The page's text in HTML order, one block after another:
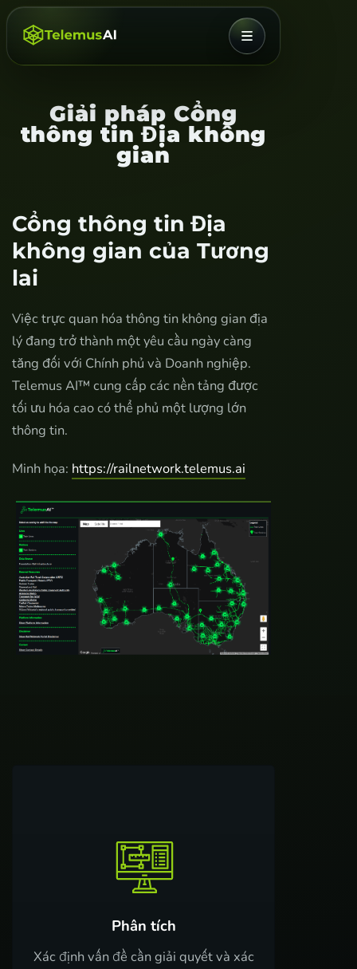
MENU
Giải pháp Cổng
thông tin Địa không
gian
Cổng thông tin Địa
không gian của Tương
lai
Việc trực quan hóa thông tin không gian địa
lý đang trở thành một yêu cầu ngày càng
tăng đối với Chính phủ và Doanh nghiệp.
Telemus AI™ cung cấp các nền tảng được
tối ưu hóa cao có thể phủ một lượng lớn
thông tin.
Minh họa: https://railnetwork.telemus.ai
Phân tích
Xác định vấn đề cần giải quyết và xác